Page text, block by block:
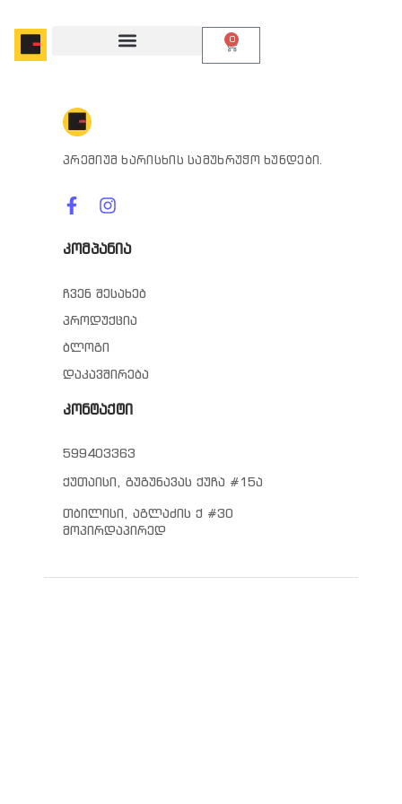
0
პრემიუმ ხარისხის სამუხრუჭო ხუნდები.
კომპანია
ჩვენ შესახებ
პროდუქცია
ბლოგი
დაკავშირება
კონტაქტი
599403363
ქუთაისი, გუგუნავას ქუჩა #15ა
თბილისი, აგლაძის ქ #30
მოპირდაპირედ